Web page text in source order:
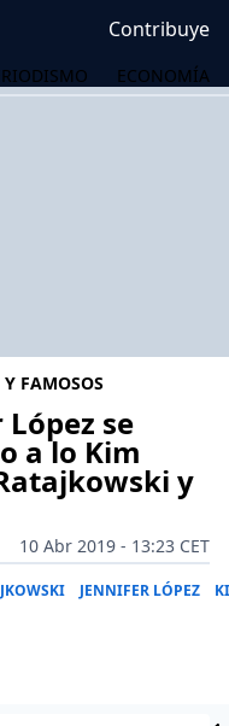
Contribuye
ECONOMÍA
FAMOSOS
se
a lo Kim
y
10 Abr 2019 - 13:23 CET
JENNIFER LÓPEZ